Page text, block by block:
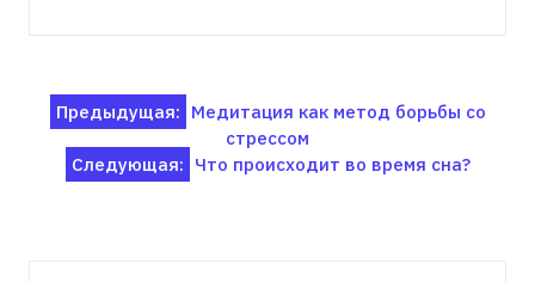
Навигация
записям
Предыдущая: Медитация как метод борьбы со
стрессом
Следующая: Что происходит во время сна?